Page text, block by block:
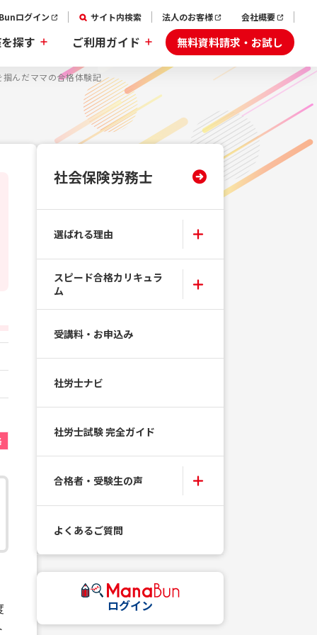
ログイン サイト内検索 法人のお客様 会社概要
探す ご利用ガイド 無料資料請求・お試し
んだママの合格体験記
社会保険労務士
選ばれる理由
スピード合格カリキュラ
ム
受講料・お申込み
社労士ナビ
社労士試験 完全ガイド
合格者・受験生の声
よくあるご質問
ログイン